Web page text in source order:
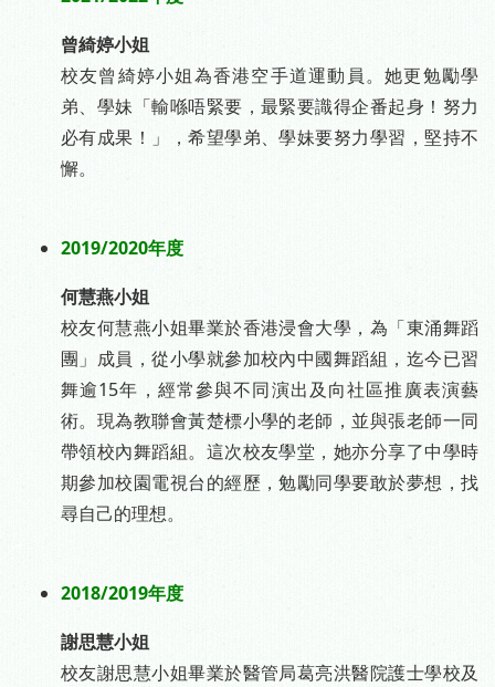
曾綺婷小姐
校友曾綺婷小姐為香港空手道運動員。她更勉勵學
弟、學妹「輸喺唔緊要，最緊要識得企番起身！努力
必有成果！」，希望學弟、學妹要努力學習，堅持不
懈。
2019/2020年度
何慧燕小姐
校友何慧燕小姐畢業於香港浸會大學，為「東涌舞蹈
團」成員，從小學就參加校內中國舞蹈組，迄今已習
舞逾15年，經常參與不同演出及向社區推廣表演藝
術。現為教聯會黃楚標小學的老師，並與張老師一同
帶領校內舞蹈組。這次校友學堂，她亦分享了中學時
期參加校園電視台的經歷，勉勵同學要敢於夢想，找
尋自己的理想。
2018/2019年度
謝思慧小姐
校友謝思慧小姐畢業於醫管局葛亮洪醫院護士學校及